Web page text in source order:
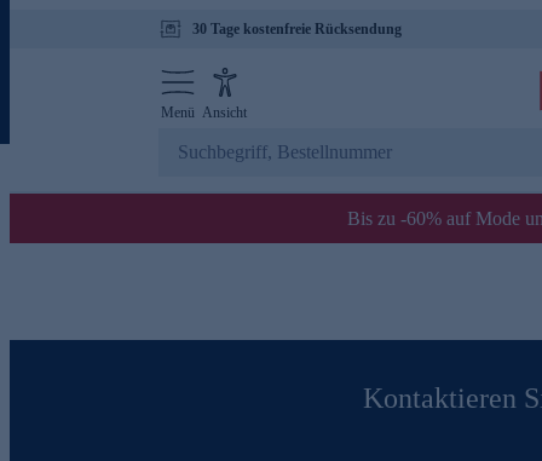
30 Tage kostenfreie Rücksendung
Menü Ansicht
Bis zu -60% auf Mode
Kontaktieren